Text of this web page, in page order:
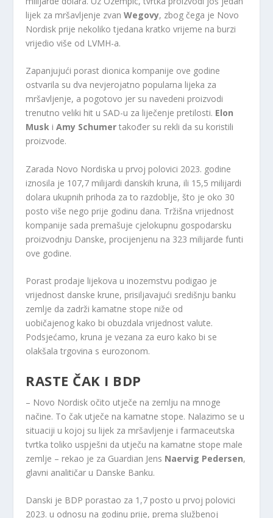
lijek za mršavljenje zvanWegovy, zbog čega je Novo
Nordisk prije nekoliko tjedana kratko vrijeme na burzi
vrijedio više od LVMH-a.
Zapanjujući porast dionica kompanije ove godine
ostvarila su dva nevjerojatno popularna lijeka za
mršavljenje, a pogotovo jer su navedeni proizvodi
trenutno veliki hit u SAD-u za liječenje pretilosti. Elon
Musk iAmy Schumer također su rekli da su koristili
proizvode.
Zarada Novo Nordiska u prvoj polovici 2023. godine
iznosila je 107,7 milijardi danskih kruna, ili 15,5 milijardi
dolara ukupnih prihoda za to razdoblje, što je oko 30
posto više nego prije godinu dana. Tržišna vrijednost
kompanije sada premašuje cjelokupnu gospodarsku
proizvodnju Danske, procijenjenu na 323 milijarde funti
ove godine.
Porast prodaje lijekova u inozemstvu podigao je
vrijednost danske krune, prisiljavajući središnju banku
zemlje da zadrži kamatne stope niže od
uobičajenog kako bi obuzdala vrijednost valute.
Podsjećamo, kruna je vezana za euro kako bi se
olakšala trgovina s eurozonom.
RASTE ČAK I BDP
– Novo Nordisk očito utječe na zemlju na mnoge
načine. To čak utječe na kamatne stope. Nalazimo se u
situaciji u kojoj su lijek za mršavljenje i farmaceutska
tvrtka toliko uspješni da utječu na kamatne stope male
zemlje – rekao je za Guardian Jens Naervig Pedersen,
glavni analitičar u Danske Banku.
Danski je BDP porastao za 1,7 posto u prvoj polovici
2023. u odnosu na godinu prije, prema službenoj